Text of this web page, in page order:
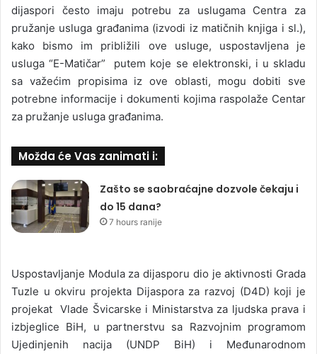
dijaspori često imaju potrebu za uslugama Centra za
pružanje usluga građanima (izvodi iz matičnih knjiga i sl.),
kako bismo im približili ove usluge, uspostavljena je
usluga “E-Matičar” putem koje se elektronski, i u skladu
sa važećim propisima iz ove oblasti, mogu dobiti sve
potrebne informacije i dokumenti kojima raspolaže Centar
za pružanje usluga građanima.
Možda će Vas zanimati i:
Zašto se saobraćajne dozvole čekaju i
do 15 dana?
7 hours ranije
Uspostavljanje Modula za dijasporu dio je aktivnosti Grada
Tuzle u okviru projekta Dijaspora za razvoj (D4D) koji je
projekat Vlade Švicarske i Ministarstva za ljudska prava i
izbjeglice BiH, u partnerstvu sa Razvojnim programom
Ujedinjenih nacija (UNDP BiH) i Međunarodnom